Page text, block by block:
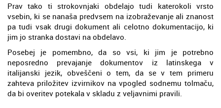
Prav tako ti strokovnjaki obdelajo tudi katerokoli vrsto
vsebin, ki se nanaša predvsem na izobraževanje ali znanost
pa tudi vsak drugi dokument ali celotno dokumentacijo, ki
jim jo stranka dostavi na obdelavo.
Posebej je pomembno, da so vsi, ki jim je potrebno
neposredno prevajanje dokumentov iz latinskega v
italijanski jezik, obveščeni o tem, da se v tem primeru
zahteva priložitev izvirnikov na vpogled sodnemu tolmaču,
da bi overitev potekala v skladu z veljavnimi pravili.